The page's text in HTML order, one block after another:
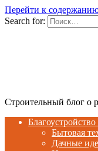
Перейти к
Search for:
Строительный блог о
Бытовая
Дачные